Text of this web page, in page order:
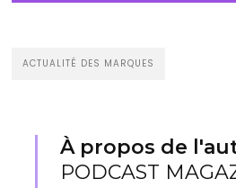
ACTUALITÉ DES MARQUES
À propos de
PODCAST